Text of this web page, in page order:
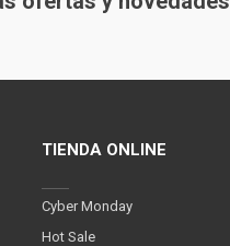
TIENDA ONLINE
Cyber Monday
Hot Sale